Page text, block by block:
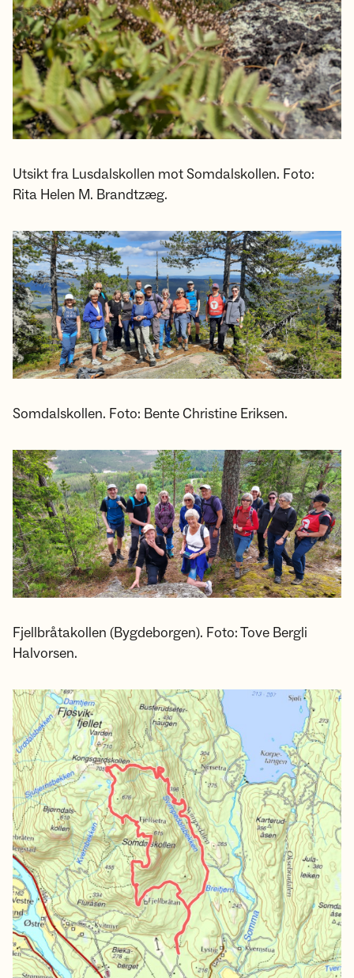
Utsikt fra Lusdalskollen mot Somdalskollen. Foto:
Rita Helen M. Brandtzæg.
Somdalskollen. Foto: Bente Christine Eriksen.
Fjellbråtakollen (Bygdeborgen). Foto: Tove Bergli
Halvorsen.